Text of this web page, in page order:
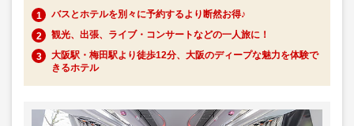
バスとホテルを別々に予約するより断然お得♪
観光、出張、ライブ・コンサートなどの一人旅に！
大阪駅・梅田駅より徒歩12分、大阪のディープな魅力を体験で
きるホテル